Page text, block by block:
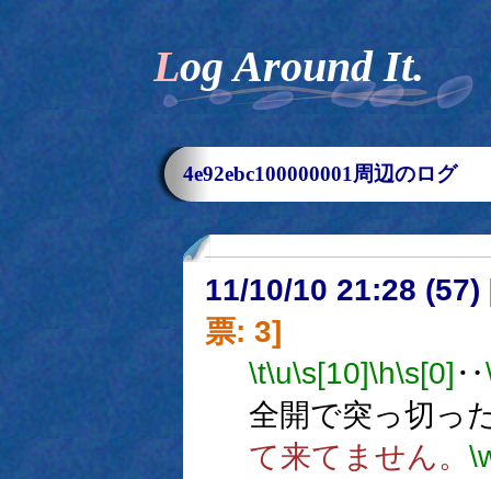
Log Around It.
4e92ebc100000001周辺のログ
11/10/10 21:28 (57)
票: 3]
\t\u\s[10]\h\s[0] ‥
全開で突っ切っ
て来てません。